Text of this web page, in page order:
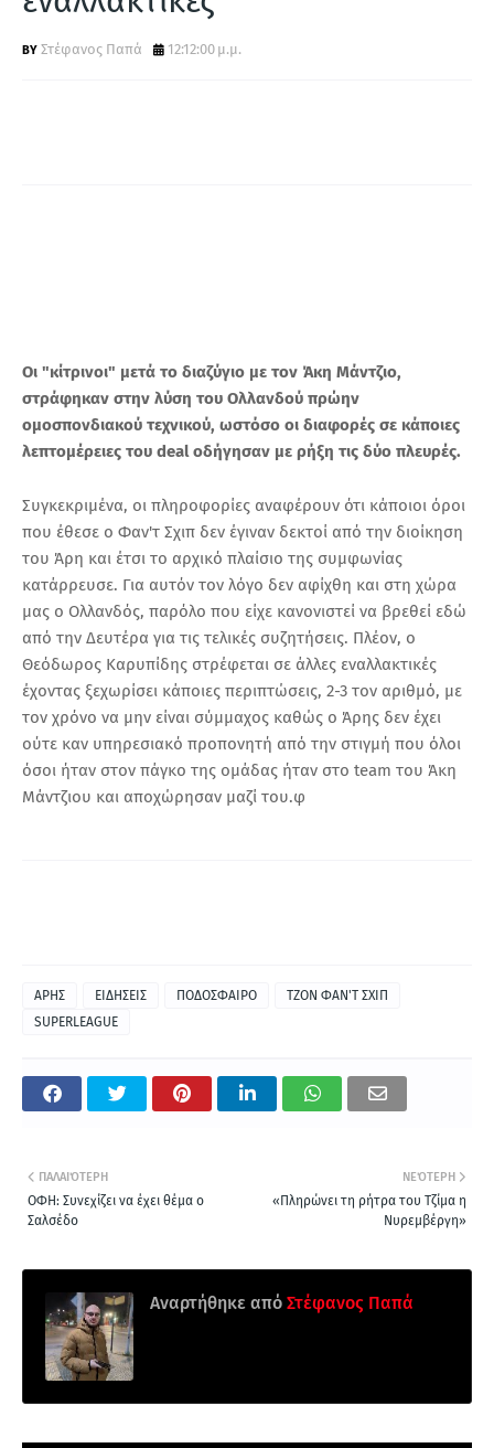
Στέφανος Παπά 12:12:00 μ.μ.
Οι "κίτρινοι" μετά το διαζύγιο με τον Άκη Μάντζιο,
στράφηκαν στην λύση του Ολλανδού πρώην
ομοσπονδιακού τεχνικού, ωστόσο οι διαφορές σε κάποιες
λεπτομέρειες του deal οδήγησαν με ρήξη τις δύο πλευρές.
Συγκεκριμένα, οι πληροφορίες αναφέρουν ότι κάποιοι όροι
που έθεσε ο Φαν'τ Σχιπ δεν έγιναν δεκτοί από την διοίκηση
του Άρη και έτσι το αρχικό πλαίσιο της συμφωνίας
κατάρρευσε. Για αυτόν τον λόγο δεν αφίχθη και στη χώρα
μας ο Ολλανδός, παρόλο που είχε κανονιστεί να βρεθεί εδώ
από την Δευτέρα για τις τελικές συζητήσεις. Πλέον, ο
Θεόδωρος Καρυπίδης στρέφεται σε άλλες εναλλακτικές
έχοντας ξεχωρίσει κάποιες περιπτώσεις, 2-3 τον αριθμό, με
τον χρόνο να μην είναι σύμμαχος καθώς ο Άρης δεν έχει
ούτε καν υπηρεσιακό προπονητή από την στιγμή που όλοι
όσοι ήταν στον πάγκο της ομάδας ήταν στο team του Άκη
Μάντζιου και αποχώρησαν μαζί του.φ
ΑΡΗΣ ΕΙΔΗΣΕΙΣ ΠΟΔΟΣΦΑΙΡΟ
ΤΖΟΝ ΦΑΝ'Τ ΣΧΙΠ
SUPERLEAGUE
ΝΕΌΤΕΡΗ
«Πληρώνει τη ρήτρα του Τζίμα η
Νυρεμβέργη»
ΠΑΛΑΙΌΤΕΡΗ
ΟΦΗ: Συνεχίζει να έχει θέμα ο
Σαλσέδο
Αναρτήθηκε από Στέφανος Παπά